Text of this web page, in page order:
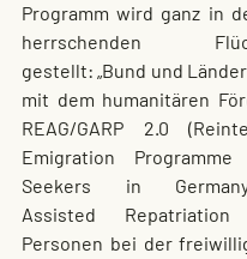
Programm wird ganz in
herrschenden
gestellt: „Bund und
mit dem humanitären
REAG/GARP 2.0
Emigration
Seekers in Germany/
Assisted Repatriation
Personen bei der